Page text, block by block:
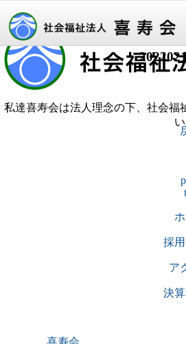
健やかな長寿・家族
私達喜寿会は法人理念の下、社会福
添付
採
ア
決
喜寿会